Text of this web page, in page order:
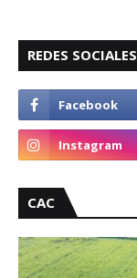
REDES SOCIALES
CAC